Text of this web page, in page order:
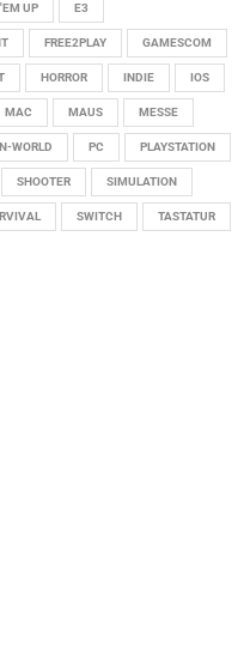
UP E3
FREE2PLAY GAMESCOM
HORROR INDIE IOS
MAC MAUS MESSE
WORLD PC PLAYSTATION
SHOOTER SIMULATION
SWITCH TASTATUR